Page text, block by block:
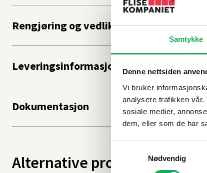
Samtykke
Denne nettsiden
Vi bruker
analysere trafikken
sosiale medier,
dem, eller som de har
Nødvendig
Rengjøring og vedlikehold
Leveringsinformasjon
Dokumentasjon
Alternative produkter